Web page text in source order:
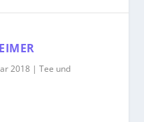
2018 |Tee und